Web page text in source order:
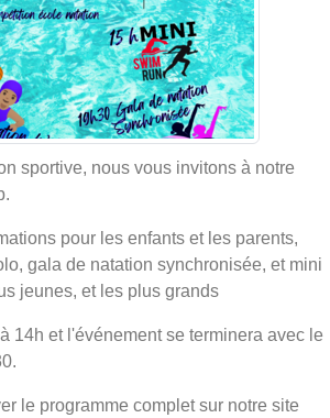
sportive, nous vous invitons à notre
pour les enfants et les parents,
gala de natation synchronisée, et mini
jeunes, et les plus grands
14h et l'événement se terminera avec le
le programme complet sur notre site